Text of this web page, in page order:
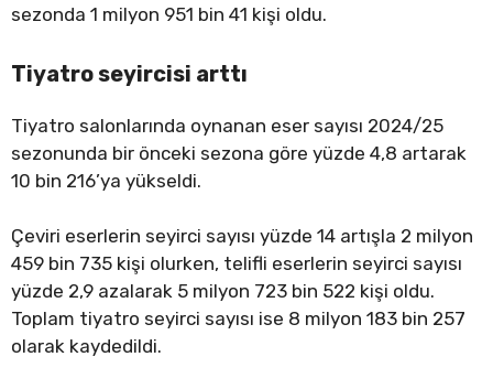
sezonda 1 milyon 951 bin 41 kişi oldu.
Tiyatro seyircisi arttı
Tiyatro salonlarında oynanan eser sayısı 2024/25
sezonunda bir önceki sezona göre yüzde 4,8 artarak
10 bin 216’ya yükseldi.
Çeviri eserlerin seyirci sayısı yüzde 14 artışla 2 milyon
459 bin 735 kişi olurken, telifli eserlerin seyirci sayısı
yüzde 2,9 azalarak 5 milyon 723 bin 522 kişi oldu.
Toplam tiyatro seyirci sayısı ise 8 milyon 183 bin 257
olarak kaydedildi.